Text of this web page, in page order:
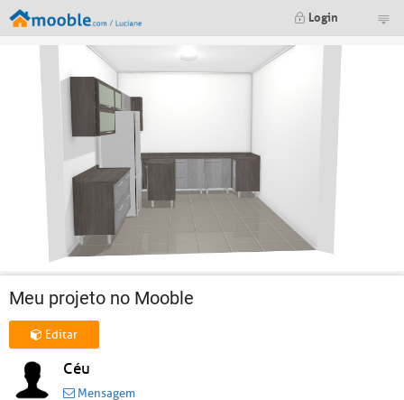
Login
Meu projeto no Mooble
Editar
Céu
Mensagem